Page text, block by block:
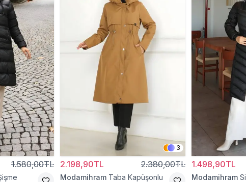
1.580,00TL
3
2.198,90TL 2.380,00TL
Modamihram Taba Kapüşonlu
1.498,90TL
Modamihram